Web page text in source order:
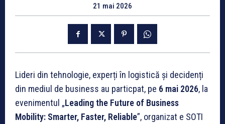
21 mai 2026
Lideri din tehnologie, experți în logistică și decidenți
din mediul de business au particpat, pe 6 mai 2026, la
evenimentul „Leading the Future of Business
Mobility: Smarter, Faster, Reliable”, organizat e SOTI